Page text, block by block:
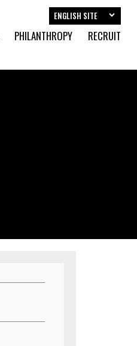
PHILANTHROPY RECRUIT
ENGLISH SITE